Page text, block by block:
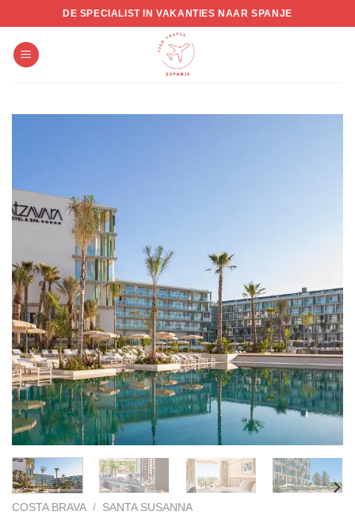
to
content
DE SPECIALIST IN VAKANTIES NAAR SPANJE
COSTA BRAVA / SANTA SUSANNA